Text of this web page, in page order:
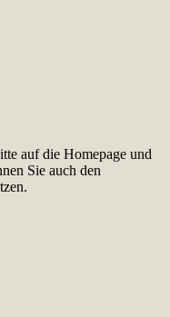
auf die Homepage und
Sie auch den